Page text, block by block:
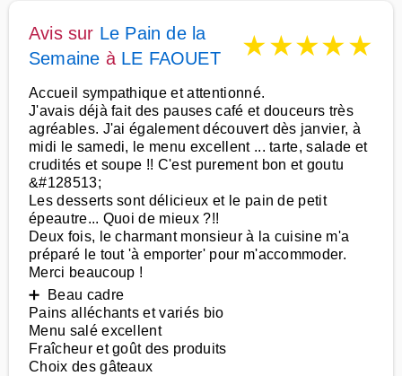
Avis sur Le Pain de la
Semaine à LE FAOUET ★★★★★
Accueil sympathique et attentionné.
J'avais déjà fait des pauses café et douceurs très
agréables. J'ai également découvert dès janvier, à
midi le samedi, le menu excellent ... tarte, salade et
crudités et soupe !! C'est purement bon et goutu
&#128513;
Les desserts sont délicieux et le pain de petit
épeautre... Quoi de mieux ?!!
Deux fois, le charmant monsieur à la cuisine m'a
préparé le tout 'à emporter' pour m'accommoder.
Merci beaucoup !
➕ Beau cadre
Pains alléchants et variés bio
Menu salé excellent
Fraîcheur et goût des produits
Choix des gâteaux